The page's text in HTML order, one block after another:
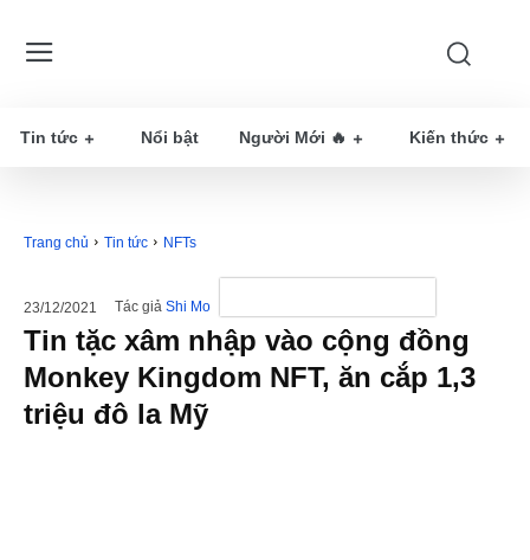
Tin tức Nổi bật Người Mới 🔥 Kiến thức
Trang chủ Tin tức NFTs
23/12/2021 Tác giả Shi Mo
Tin tặc xâm nhập vào cộng đồng
Monkey Kingdom NFT, ăn cắp 1,3
triệu đô la Mỹ